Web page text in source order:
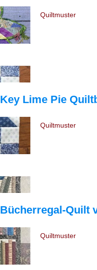
Quiltmuster
Key Lime Pie
Quiltmuster
Bücherregal-Quilt
Quiltmuster